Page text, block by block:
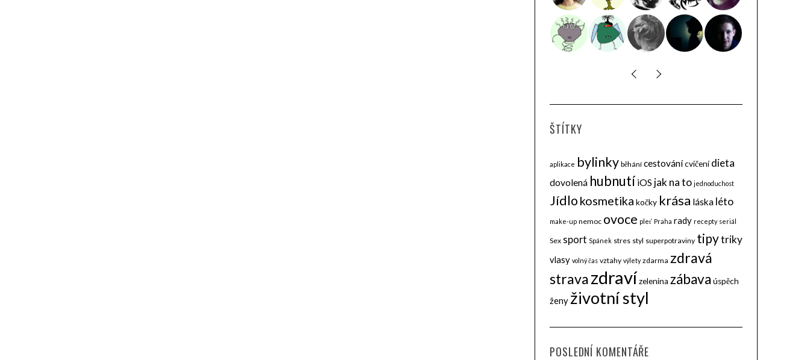
ŠTÍTKY
aplikace bylinky běhání cestovánícvičení dieta
dovolená hubnutí iOS jak na to jednoduchost
Jídlo kosmetika kočky krása láska léto
make-up nemoc ovoce pleť Praha rady recepty seriál
Sex sport Spánek stres styl superpotraviny tipytriky
vlasy volný čas vztahy výlety zdarma zdravá
stravazdravízelenina zábava úspěch
ženy životní styl
POSLEDNÍ KOMENTÁŘE